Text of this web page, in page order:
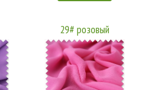
29# розовый